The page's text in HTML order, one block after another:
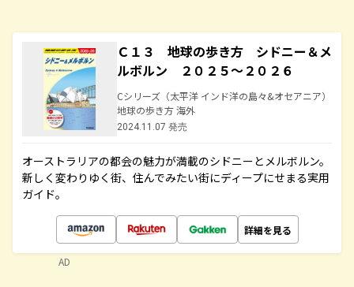
Ｃ１３ 地球の歩き方 シドニー＆メ
ルボルン ２０２５～２０２６
Cシリーズ（太平洋 インド洋の島々&オセアニア）
地球の歩き方 海外
2024.11.07 発売
オーストラリアの都会の魅力が満載のシドニーとメルボルン。
新しく変わりゆく街、住んでみたい街にディープにせまる実用
ガイド。
詳細を見る
AD